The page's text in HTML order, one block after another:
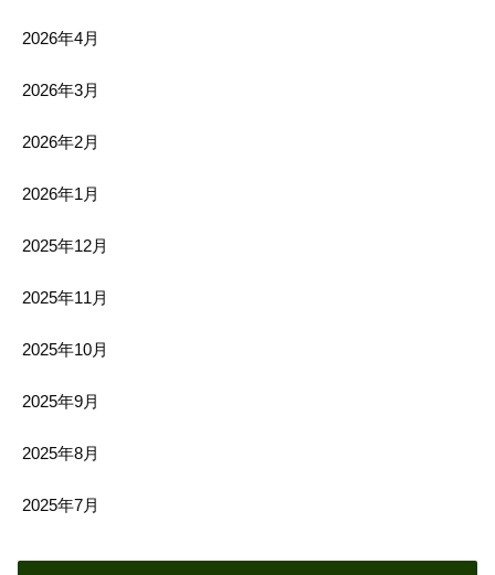
2026年4月
2026年3月
2026年2月
2026年1月
2025年12月
2025年11月
2025年10月
2025年9月
2025年8月
2025年7月